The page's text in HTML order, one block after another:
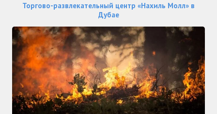
Торгово-развлекательный центр «Нахиль Молл» в
Дубае